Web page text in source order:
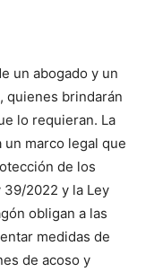
un abogado y un
quienes brindarán
lo requieran. La
marco legal que
de los
2022 y la Ley
obligan a las
medidas de
de acoso y